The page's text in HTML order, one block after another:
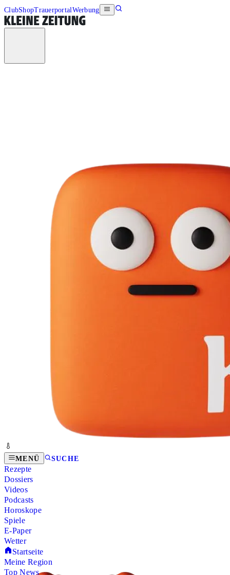
ClubShopTrauerportalWerbung
MENÜ SUCHE
Rezepte
Dossiers
Videos
Podcasts
Horoskope
Spiele
E-Paper
Wetter
Startseite
Meine Region
Top News